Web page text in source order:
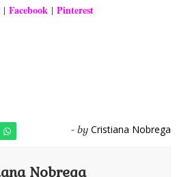
| Facebook | Pinterest
- by Cristiana Nobrega
Nobrega